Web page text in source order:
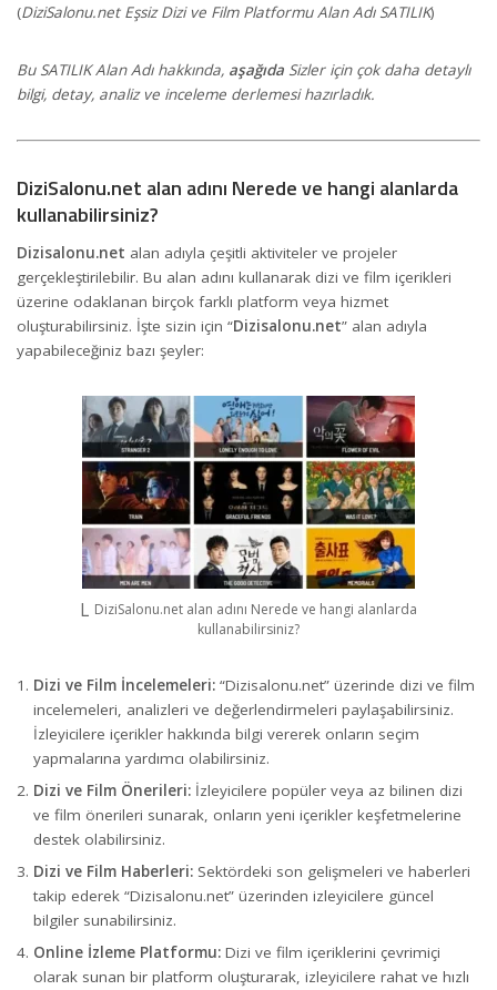
(DiziSalonu.net Eşsiz Dizi ve Film Platformu Alan Adı SATILIK)
Bu SATILIK Alan Adı hakkında, aşağıda Sizler için çok daha detaylı
bilgi, detay, analiz ve inceleme derlemesi hazırladık.
DiziSalonu.net alan adını Nerede ve hangi alanlarda
kullanabilirsiniz?
Dizisalonu.net alan adıyla çeşitli aktiviteler ve projeler
gerçekleştirilebilir. Bu alan adını kullanarak dizi ve film içerikleri
üzerine odaklanan birçok farklı platform veya hizmet
oluşturabilirsiniz. İşte sizin için “Dizisalonu.net” alan adıyla
yapabileceğiniz bazı şeyler:
DiziSalonu.net alan adını Nerede ve hangi alanlarda
kullanabilirsiniz?
Dizi ve Film İncelemeleri: “Dizisalonu.net” üzerinde dizi ve film
incelemeleri, analizleri ve değerlendirmeleri paylaşabilirsiniz.
İzleyicilere içerikler hakkında bilgi vererek onların seçim
yapmalarına yardımcı olabilirsiniz.
Dizi ve Film Önerileri: İzleyicilere popüler veya az bilinen dizi
ve film önerileri sunarak, onların yeni içerikler keşfetmelerine
destek olabilirsiniz.
Dizi ve Film Haberleri: Sektördeki son gelişmeleri ve haberleri
takip ederek “Dizisalonu.net” üzerinden izleyicilere güncel
bilgiler sunabilirsiniz.
Online İzleme Platformu: Dizi ve film içeriklerini çevrimiçi
olarak sunan bir platform oluşturarak, izleyicilere rahat ve hızlı